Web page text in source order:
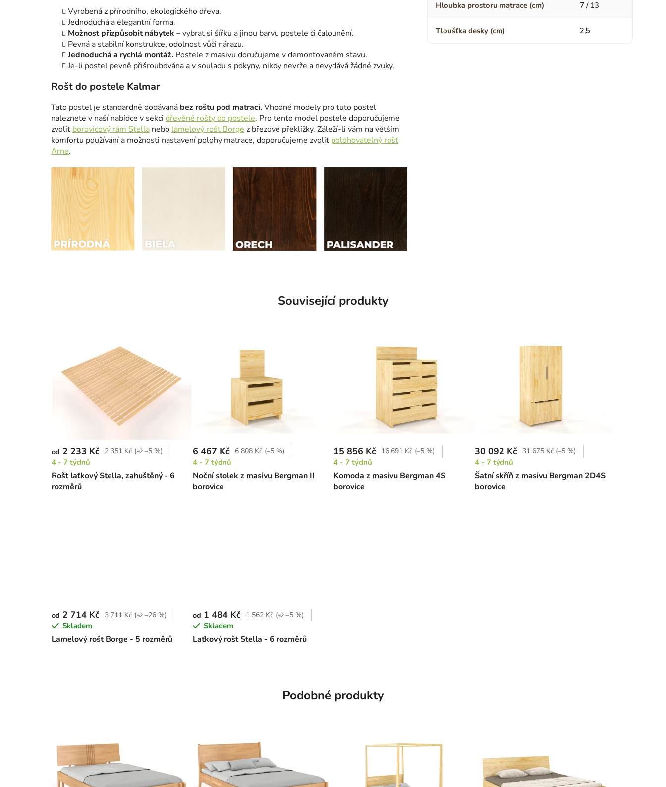
Vyrobená z přírodního, ekologického dřeva.
Jednoduchá a elegantní forma.
Možnost přizpůsobit nábytek – vybrat si šířku a jinou barvu postele či čalounění.
Pevná a stabilní konstrukce, odolnost vůči nárazu.
Jednoduchá a rychlá montáž. Postele z masivu doručujeme v demontovaném stavu.
Je-li postel pevně přišroubována a v souladu s pokyny, nikdy nevrže a nevydává žádné zvuky.
Rošt do postele Kalmar
Tato postel je standardně dodávaná bez roštu pod matraci. Vhodné modely pro tuto postel
naleznete v naší nabídce v sekci dřevěné rošty do postele. Pro tento model postele doporučujeme
zvolit borovicový rám Stella nebo lamelový rošt Borge z březové překližky. Záleží-li vám na větším
komfortu používání a možnosti nastavení polohy matrace, doporučujeme zvolit polohovatelný rošt
Arne.
Hloubka prostoru matrace (cm) 7 / 13
Tloušťka desky (cm) 2,5
Související produkty
Rošt laťkový Stella, zahuštěný - 6
rozměrů
od 2 233 Kč 2 351 Kč (až –5 %)
4 - 7 týdnů
Noční stolek z masivu Bergman II
borovice
6 467 Kč 6 808 Kč (–5 %)
4 - 7 týdnů
Komoda z masivu Bergman 4S
borovice
15 856 Kč 16 691 Kč (–5 %)
4 - 7 týdnů
Šatní skříň z masivu Bergman 2D4S
borovice
30 092 Kč 31 675 Kč (–5 %)
4 - 7 týdnů
Lamelový rošt Borge - 5 rozměrů
od 2 714 Kč 3 711 Kč (až –26 %)
Skladem
Laťkový rošt Stella - 6 rozměrů
od 1 484 Kč 1 562 Kč (až –5 %)
Skladem
Podobné produkty